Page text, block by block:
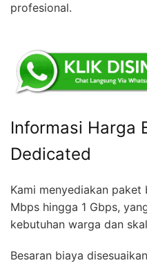
profesional.
Informasi Harga
Dedicated
Kami menyediakan
Mbps hingga 1 Gbps,
kebutuhan warga dan
Besaran biaya